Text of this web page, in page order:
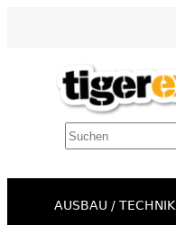
Suchen
AUSBAU / TECHNIK